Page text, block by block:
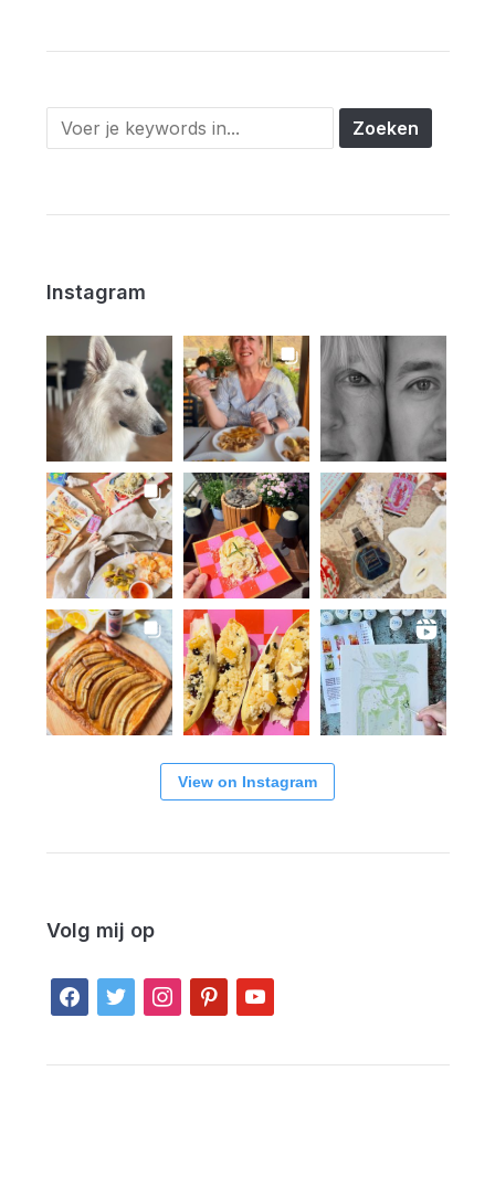
Instagram
View on Instagram
Volg mij op
facebook
twitter instagrampinterestyoutube